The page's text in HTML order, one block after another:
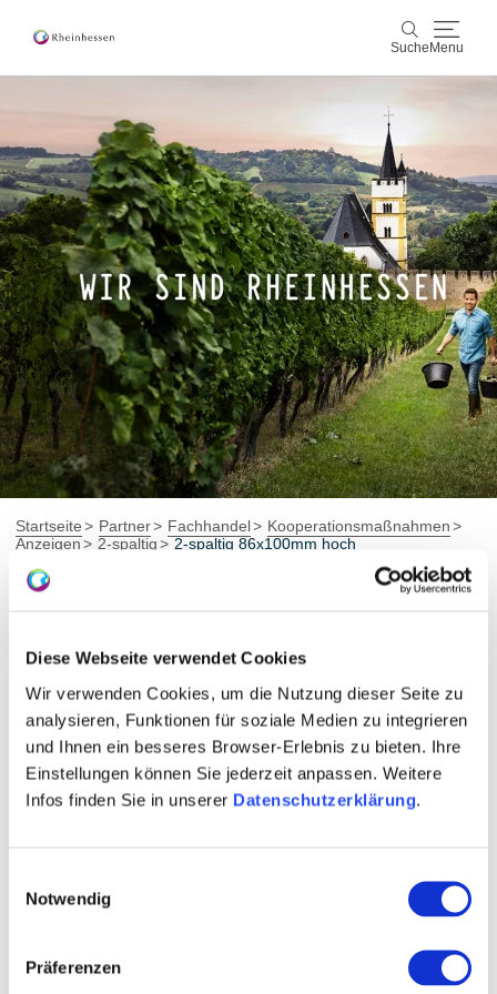
Diese Webseite verwendet Cookies
Wir verwenden Cookies, um die Nutzung dieser Seite zu
analysieren, Funktionen für soziale Medien zu integrieren
und Ihnen ein besseres Browser-Erlebnis zu bieten. Ihre
Einstellungen können Sie jederzeit anpassen. Weitere
Infos finden Sie in unserer Datenschutzerklärung.
Notwendig
Präferenzen
Suche Menu
Aktiv & Natur
Kultur & Städte
Veranstaltungen
Buchung & Service
ShopRheinhessen-Blog Karte
Startseite Partner Fachhandel
Kooperationsmaßnahmen
Anzeigen
2-spaltig 2-spaltig 86x100mm hoch
Format auswählen:
2-spaltig 86x60mm hoch
2-spaltig 86x100mm hoch
2-spaltig 94x60mm hoch